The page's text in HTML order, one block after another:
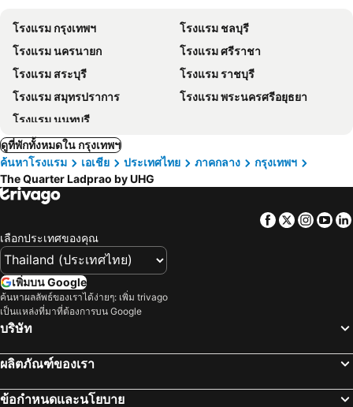
โรงแรม กรุงเทพฯ
โรงแรม ชลบุรี
โรงแรม นครนายก
โรงแรม ศรีราชา
โรงแรม สระบุรี
โรงแรม ราชบุรี
โรงแรม สมุทรปราการ
โรงแรม พระนครศรีอยุธยา
โรงแรม นนทบุรี
ดูที่พักทั้งหมดใน กรุงเทพฯ
ค้นหาโรงแรม
เอเชีย ประเทศไทย ภาคกลาง
กรุงเทพฯ
The Quarter Ladprao by UHG
Facebook
Twitter
เลือกประเทศของคุณ
เพิ่มบน Google
ค้นหาผลลัพธ์ของเราได้ง่ายๆ: เพิ่ม trivago
เป็นแหล่งที่มาที่ต้องการบน Google
บริษัท
ผลิตภัณฑ์ของเรา
ข้อกำหนดและนโยบาย